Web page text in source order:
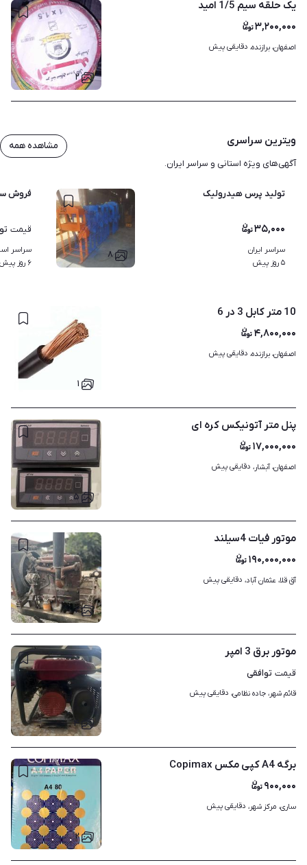
۲
یک حلقه سیم 1/5 امید
۳,۲۰۰,۰۰۰
اصفهان، برازنده، دقایقی پیش
ویترین سراسری
آگهی‌های ویژه استانی و سراسر ایران.
مشاهده همه
۸
تولید پرس هیدرولیک
۳۵,۰۰۰
سراسر ایران
۵ روز پیش
فروش
قیمت
سراسر
۶ روز پیش
۱
10 متر کابل 3 در 6
۴,۸۰۰,۰۰۰
اصفهان، برازنده، دقایقی پیش
۵
پنل متر آتونیکس کره ای
۱۷,۰۰۰,۰۰۰
اصفهان، آبشار، دقایقی پیش
۲
موتور فیات 4سیلند
۱۹۰,۰۰۰,۰۰۰
آق قلا، عثمان آباد، دقایقی پیش
۴
موتور برق 3 امپر
قیمت توافقی
قائم شهر، جاده نظامی، دقایقی پیش
۲
برگه A4 کپی مکس Copimax
۹۰۰,۰۰۰
ساری، مرکز شهر، دقایقی پیش